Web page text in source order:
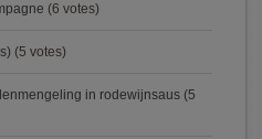
(6 votes)
(5 votes)
in rodewijnsaus (5